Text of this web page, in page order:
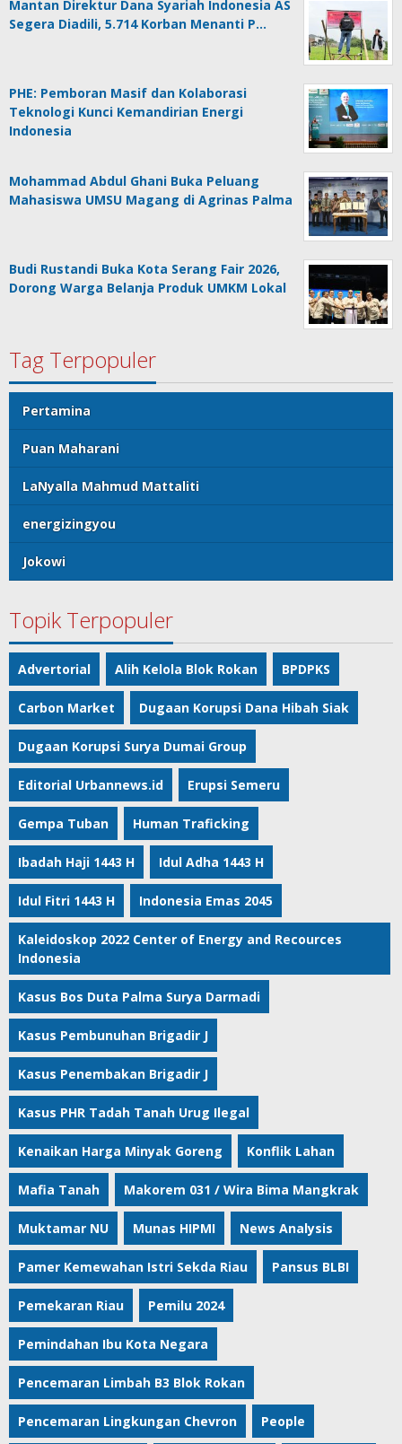
Mantan Direktur Dana Syariah Indonesia AS
Segera Diadili, 5.714 Korban Menanti P…
PHE: Pemboran Masif dan Kolaborasi
Teknologi Kunci Kemandirian Energi
Indonesia
Mohammad Abdul Ghani Buka Peluang
Mahasiswa UMSU Magang di Agrinas Palma
Budi Rustandi Buka Kota Serang Fair 2026,
Dorong Warga Belanja Produk UMKM Lokal
Tag Terpopuler
Pertamina
Puan Maharani
LaNyalla Mahmud Mattaliti
energizingyou
Jokowi
Topik Terpopuler
Advertorial Alih Kelola Blok Rokan BPDPKS
Carbon Market Dugaan Korupsi Dana Hibah Siak
Dugaan Korupsi Surya Dumai Group
Editorial Urbannews.id Erupsi Semeru
Gempa Tuban Human Traficking
Ibadah Haji 1443 H Idul Adha 1443 H
Idul Fitri 1443 H Indonesia Emas 2045
Kaleidoskop 2022 Center of Energy and Recources
Indonesia
Kasus Bos Duta Palma Surya Darmadi
Kasus Pembunuhan Brigadir J
Kasus Penembakan Brigadir J
Kasus PHR Tadah Tanah Urug Ilegal
Kenaikan Harga Minyak Goreng Konflik Lahan
Mafia Tanah Makorem 031 / Wira Bima Mangkrak
Muktamar NU Munas HIPMI News Analysis
Pamer Kemewahan Istri Sekda Riau Pansus BLBI
Pemekaran Riau Pemilu 2024
Pemindahan Ibu Kota Negara
Pencemaran Limbah B3 Blok Rokan
Pencemaran Lingkungan Chevron People